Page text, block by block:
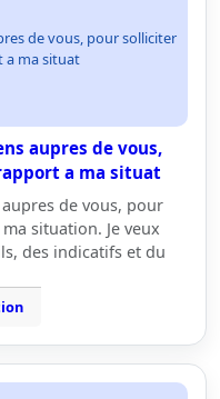
de vous, pour solliciter
a ma situat
aupres de vous,
a ma situat
de vous, pour
situation. Je veux
des indicatifs et du